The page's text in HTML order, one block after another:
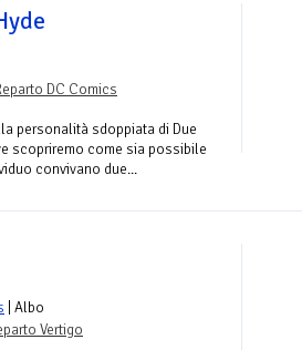
DC Comics
personalità sdoppiata di Due
scopriremo come sia possibile
convivano due...
| Albo
Vertigo